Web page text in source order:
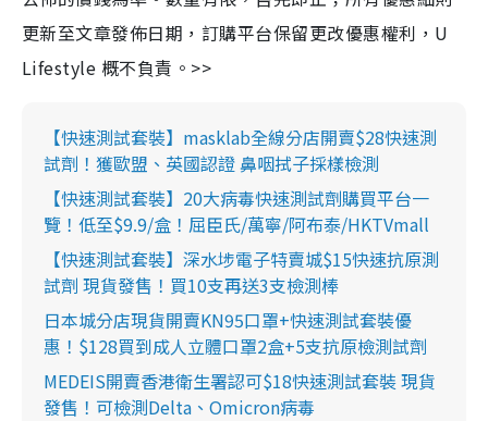
更新至文章發佈日期，訂購平台保留更改優惠權利，U
Lifestyle 概不負責。>>
【快速測試套裝】masklab全線分店開賣$28快速測
試劑！獲歐盟、英國認證 鼻咽拭子採樣檢測
【快速測試套裝】20大病毒快速測試劑購買平台一
覽！低至$9.9/盒！屈臣氏/萬寧/阿布泰/HKTVmall
【快速測試套裝】深水埗電子特賣城$15快速抗原測
試劑 現貨發售！買10支再送3支檢測棒
日本城分店現貨開賣KN95口罩+快速測試套裝優
惠！$128買到成人立體口罩2盒+5支抗原檢測試劑
MEDEIS開賣香港衛生署認可$18快速測試套裝 現貨
發售！可檢測Delta、Omicron病毒